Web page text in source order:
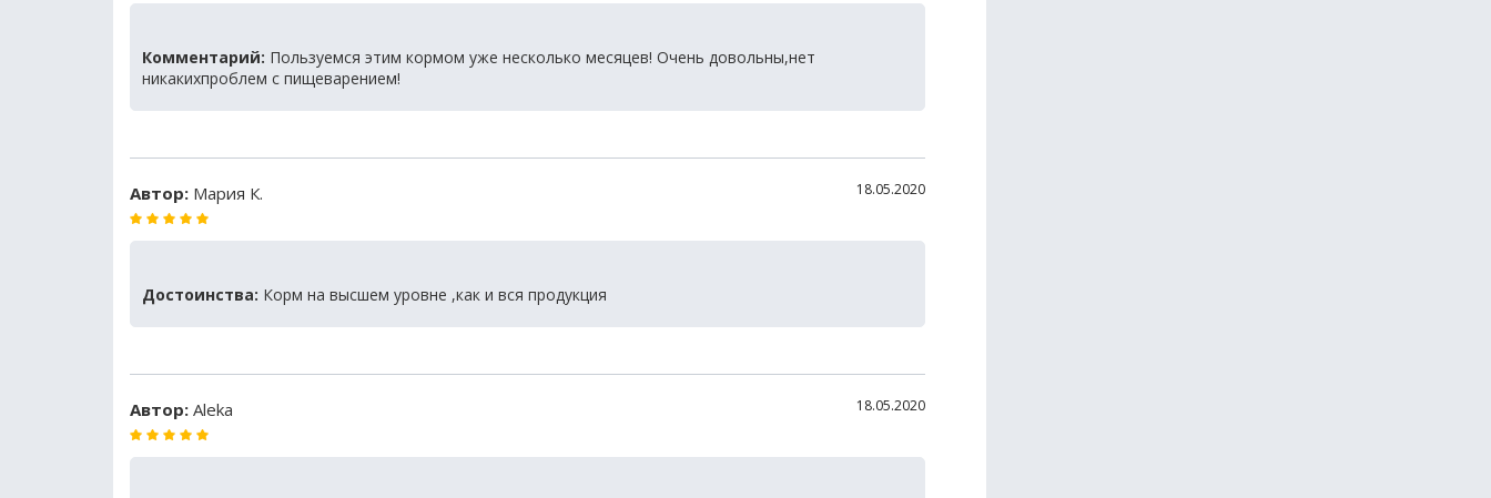
Комментарий: Пользуемся этим кормом уже несколько месяцев! Очень довольны,нет
никакихпроблем с пищеварением!
Автор: Мария К. 18.05.2020
Достоинства: Корм на высшем уровне ,как и вся продукция
Автор: Аleka 18.05.2020